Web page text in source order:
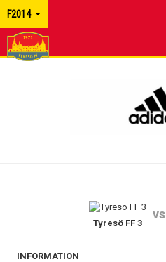
F2014
DOKUMENT
Tyresö FF 3
vs
INFORMATION